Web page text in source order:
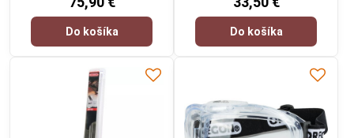
Do košíka Do košíka